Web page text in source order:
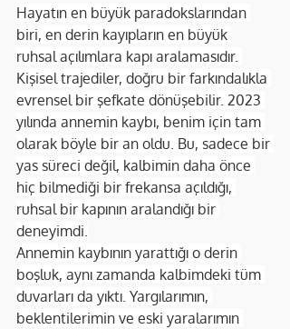
Hayatın en büyük paradokslarından
biri, en derin kayıpların en büyük
ruhsal açılımlara kapı aralamasıdır.
Kişisel trajediler, doğru bir farkındalıkla
evrensel bir şefkate dönüşebilir. 2023
yılında annemin kaybı, benim için tam
olarak böyle bir an oldu. Bu, sadece bir
yas süreci değil, kalbimin daha önce
hiç bilmediği bir frekansa açıldığı,
ruhsal bir kapının aralandığı bir
deneyimdi.
Annemin kaybının yarattığı o derin
boşluk, aynı zamanda kalbimdeki tüm
duvarları da yıktı. Yargılarımın,
beklentilerimin ve eski yaralarımın